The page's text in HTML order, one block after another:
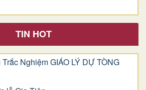
TIN HOT
Nghiệm GIÁO LÝ DỰ TÒNG